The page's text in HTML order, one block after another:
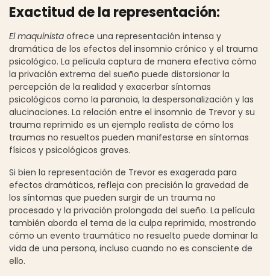
Exactitud de la representación:
El maquinista ofrece una representación intensa y
dramática de los efectos del insomnio crónico y el trauma
psicológico. La película captura de manera efectiva cómo
la privación extrema del sueño puede distorsionar la
percepción de la realidad y exacerbar síntomas
psicológicos como la paranoia, la despersonalización y las
alucinaciones. La relación entre el insomnio de Trevor y su
trauma reprimido es un ejemplo realista de cómo los
traumas no resueltos pueden manifestarse en síntomas
físicos y psicológicos graves.
Si bien la representación de Trevor es exagerada para
efectos dramáticos, refleja con precisión la gravedad de
los síntomas que pueden surgir de un trauma no
procesado y la privación prolongada del sueño. La película
también aborda el tema de la culpa reprimida, mostrando
cómo un evento traumático no resuelto puede dominar la
vida de una persona, incluso cuando no es consciente de
ello.